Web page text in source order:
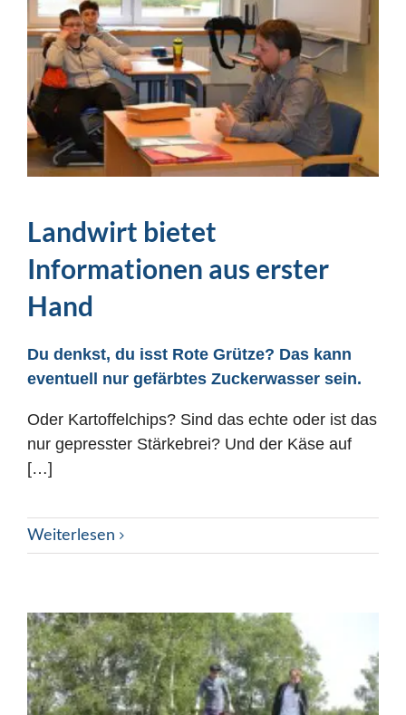
Landwirt bietet
Informationen aus erster
Hand
Du denkst, du isst Rote Grütze? Das kann
eventuell nur gefärbtes Zuckerwasser sein.
Oder Kartoffelchips? Sind das echte oder ist das
nur gepresster Stärkebrei? Und der Käse auf
[…]
Weiterlesen